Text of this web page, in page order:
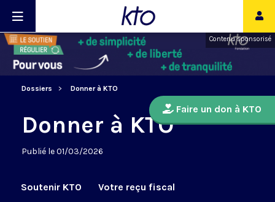
Contenu sponsorisé
Dossiers Donner à KTO
Faire un don à KTO
Donner à KTO
Publié le 01/03/2026
Soutenir KTO
Votre reçu fiscal